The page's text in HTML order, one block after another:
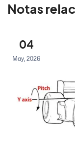
Notas
04
May, 2026